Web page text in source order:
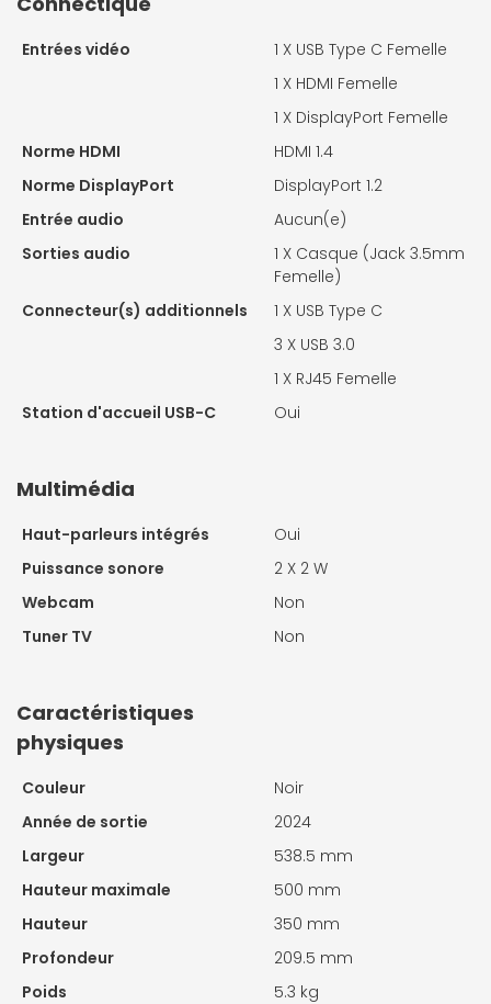
Entrées vidéo 1 X USB Type C Femelle
1 X HDMI Femelle
1 X DisplayPort Femelle
Norme HDMI
HDMI 1.4
Norme DisplayPort
DisplayPort 1.2
Entrée audio
Aucun(e)
Sorties audio
1 X Casque (Jack 3.5mm
Femelle)
Connecteur(s) additionnels
1 X USB Type C
3 X USB 3.0
1 X RJ45 Femelle
Station d'accueil USB-C
Oui
Multimédia
Haut-parleurs intégrés
Oui
Puissance sonore
2 X 2 W
Webcam
Non
Tuner TV
Non
Caractéristiques
physiques
Couleur
Noir
Année de sortie
2024
Largeur
538.5 mm
Hauteur maximale
500 mm
Hauteur
350 mm
Profondeur
209.5 mm
Poids
5.3 kg